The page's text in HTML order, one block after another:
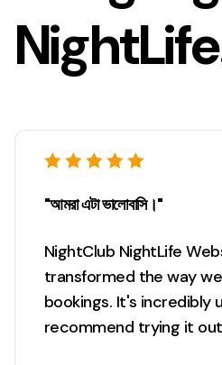
"আমরা এটা ভালোবাসি।"
NightClub NightLife
transformed the way
bookings. It's incredibly
recommend trying it